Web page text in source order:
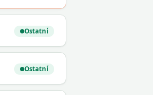
Ostatní
Ostatní